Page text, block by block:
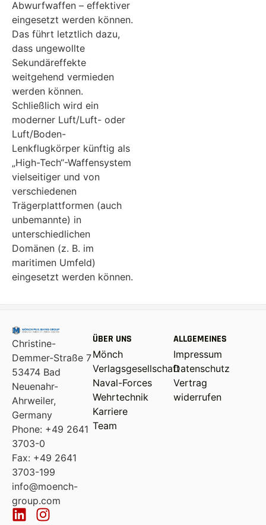
Abwurfwaffen – effektiver
eingesetzt werden können.
Das führt letztlich dazu,
dass ungewollte
Sekundäreffekte
weitgehend vermieden
werden können.
Schließlich wird ein
moderner Luft/Luft- oder
Luft/Boden-
Lenkflugkörper künftig als
„High-Tech“-Waffensystem
vielseitiger und von
verschiedenen
Trägerplattformen (auch
unbemannte) in
unterschiedlichen
Domänen (z. B. im
maritimen Umfeld)
eingesetzt werden können.
Christine-
Demmer-Straße 7
53474 Bad
Neuenahr-
Ahrweiler,
Germany
Phone: +49 2641
3703-0
Fax: +49 2641
3703-199
info@moench-
group.com
ÜBER UNS
Mönch
Verlagsgesellschaft
Naval-Forces
Wehrtechnik
Karriere
Team
ALLGEMEINES
Impressum
Datenschutz
Vertrag
widerrufen